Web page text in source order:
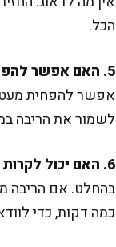
הכל.
5. האם אפשר להפחית את כמות הסוכר במתכון?
אפשר להפחית
לשמור את הריבה
6. האם יכול לקרות שהריבה מתקרמלת מדי?
בהחלט. אם הריבה
כמה דקות, כדי